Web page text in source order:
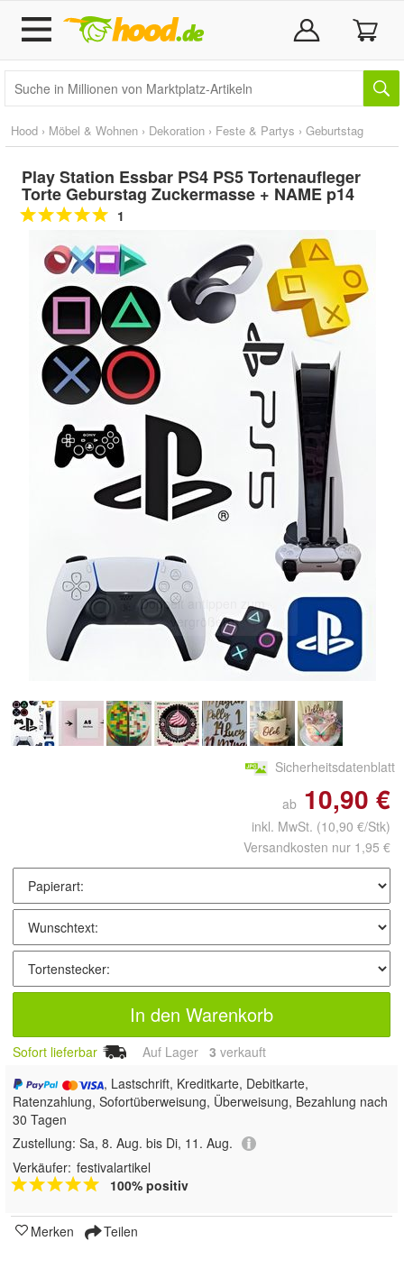
Hood › Möbel & Wohnen › Dekoration › Feste & Partys › Geburtstag
Play Station Essbar PS4 PS5 Tortenaufleger
Torte Geburstag Zuckermasse + NAME p14
1
Doppelt antippen zum
vergrößern
Sicherheitsdatenblatt
ab 10,90 €
inkl. MwSt. (10,90 €/Stk)
Versandkosten nur 1,95 €
In den Warenkorb
Sofort lieferbar Auf Lager 3 verkauft
, Lastschrift, Kreditkarte, Debitkarte,
Ratenzahlung, Sofortüberweisung, Überweisung, Bezahlung nach
30 Tagen
Zustellung: Sa, 8. Aug. bis Di, 11. Aug.
Verkäufer: festivalartikel
100% positiv
Merken Teilen